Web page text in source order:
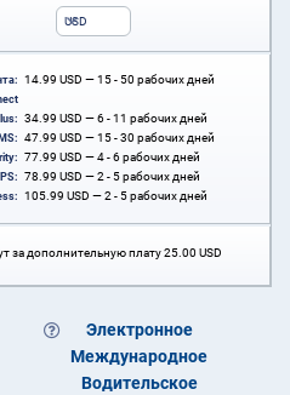
USD
14.99 USD — 15 - 50 рабочих дней
34.99 USD — 6 - 11 рабочих дней
47.99 USD — 15 - 30 рабочих дней
77.99 USD — 4 - 6 рабочих дней
78.99 USD — 2 - 5 рабочих дней
105.99 USD — 2 - 5 рабочих дней
за дополнительную плату25.00 USD
Электронное
Международное
Водительское